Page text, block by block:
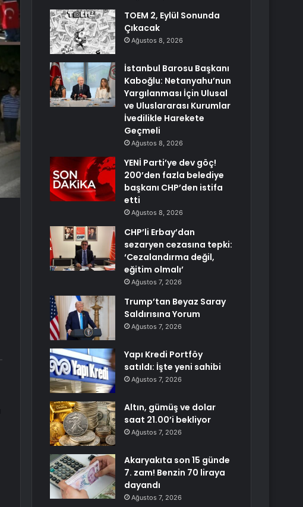
TOEM 2, Eylül Sonunda
Çıkacak
Ağustos 8, 2026
İstanbul Barosu Başkanı
Kaboğlu: Netanyahu’nun
Yargılanması İçin Ulusal
ve Uluslararası Kurumlar
İvedilikle Harekete
Geçmeli
Ağustos 8, 2026
YENİ Parti’ye dev göç!
200’den fazla belediye
başkanı CHP’den istifa
etti
Ağustos 8, 2026
CHP’li Erbay’dan
sezaryen cezasına tepki:
‘Cezalandırma değil,
eğitim olmalı’
Ağustos 7, 2026
Trump’tan Beyaz Saray
Saldırısına Yorum
Ağustos 7, 2026
Yapı Kredi Portföy
satıldı: İşte yeni sahibi
Ağustos 7, 2026
Altın, gümüş ve dolar
saat 21.00’i bekliyor
Ağustos 7, 2026
Akaryakıta son 15 günde
7. zam! Benzin 70 liraya
dayandı
Ağustos 7, 2026